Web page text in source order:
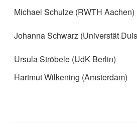
Michael Schulze (RWTH Aachen)
Johanna Schwarz (Universtät
Ursula Ströbele (UdK Berlin)
Hartmut Wilkening (Amsterdam)